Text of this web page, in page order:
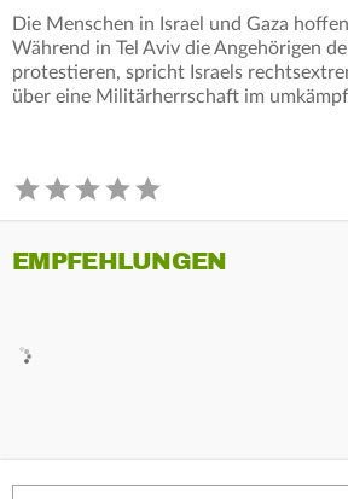
Die Menschen in Israel und Gaza
Während in Tel Aviv die Angehörigen
protestieren, spricht Israels
über eine Militärherrschaft im
EMPFEHLUNGEN